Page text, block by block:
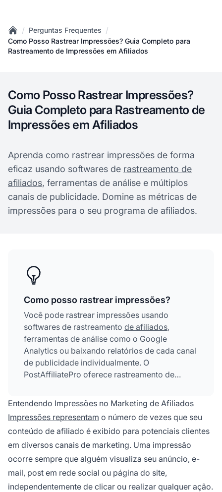
Home
/ Perguntas Frequentes /
Como Posso Rastrear Impressões? Guia Completo para
Rastreamento de Impressões em Afiliados
Como Posso Rastrear Impressões?
Guia Completo para Rastreamento de
Impressões em Afiliados
Aprenda como rastrear impressões de forma
eficaz usando softwares de rastreamento de
afiliados, ferramentas de análise e múltiplos
canais de publicidade. Domine as métricas de
impressões para o seu programa de afiliados.
Como posso rastrear impressões?
Você pode rastrear impressões usando
softwares de rastreamento de afiliados,
ferramentas de análise como o Google
Analytics ou baixando relatórios de cada canal
de publicidade individualmente. O
PostAffiliatePro oferece rastreamento de
tempo real e métricas detalhadas.
Entendendo Impressões no Marketing de Afiliados
Impressões representam o número de vezes que seu
conteúdo de afiliado é exibido para potenciais clientes
em diversos canais de marketing. Uma impressão
ocorre sempre que alguém visualiza seu anúncio, e-
mail, post em rede social ou página do site,
independentemente de clicar ou realizar qualquer ação.